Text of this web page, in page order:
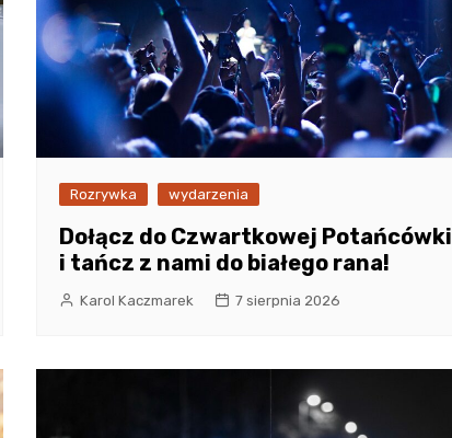
Rozrywka wydarzenia
Dołącz do Czwartkowej Potańcówki
i tańcz z nami do białego rana!
Karol Kaczmarek 7 sierpnia 2026